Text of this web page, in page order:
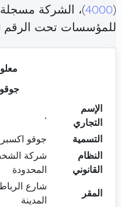
(
4000)، الشركة
للمؤسسات تحت الرقم
الإسم
التجاري
.
التسمية
جوقو
النظام
القانوني
شركة
المحدودة
المقر
المدينة